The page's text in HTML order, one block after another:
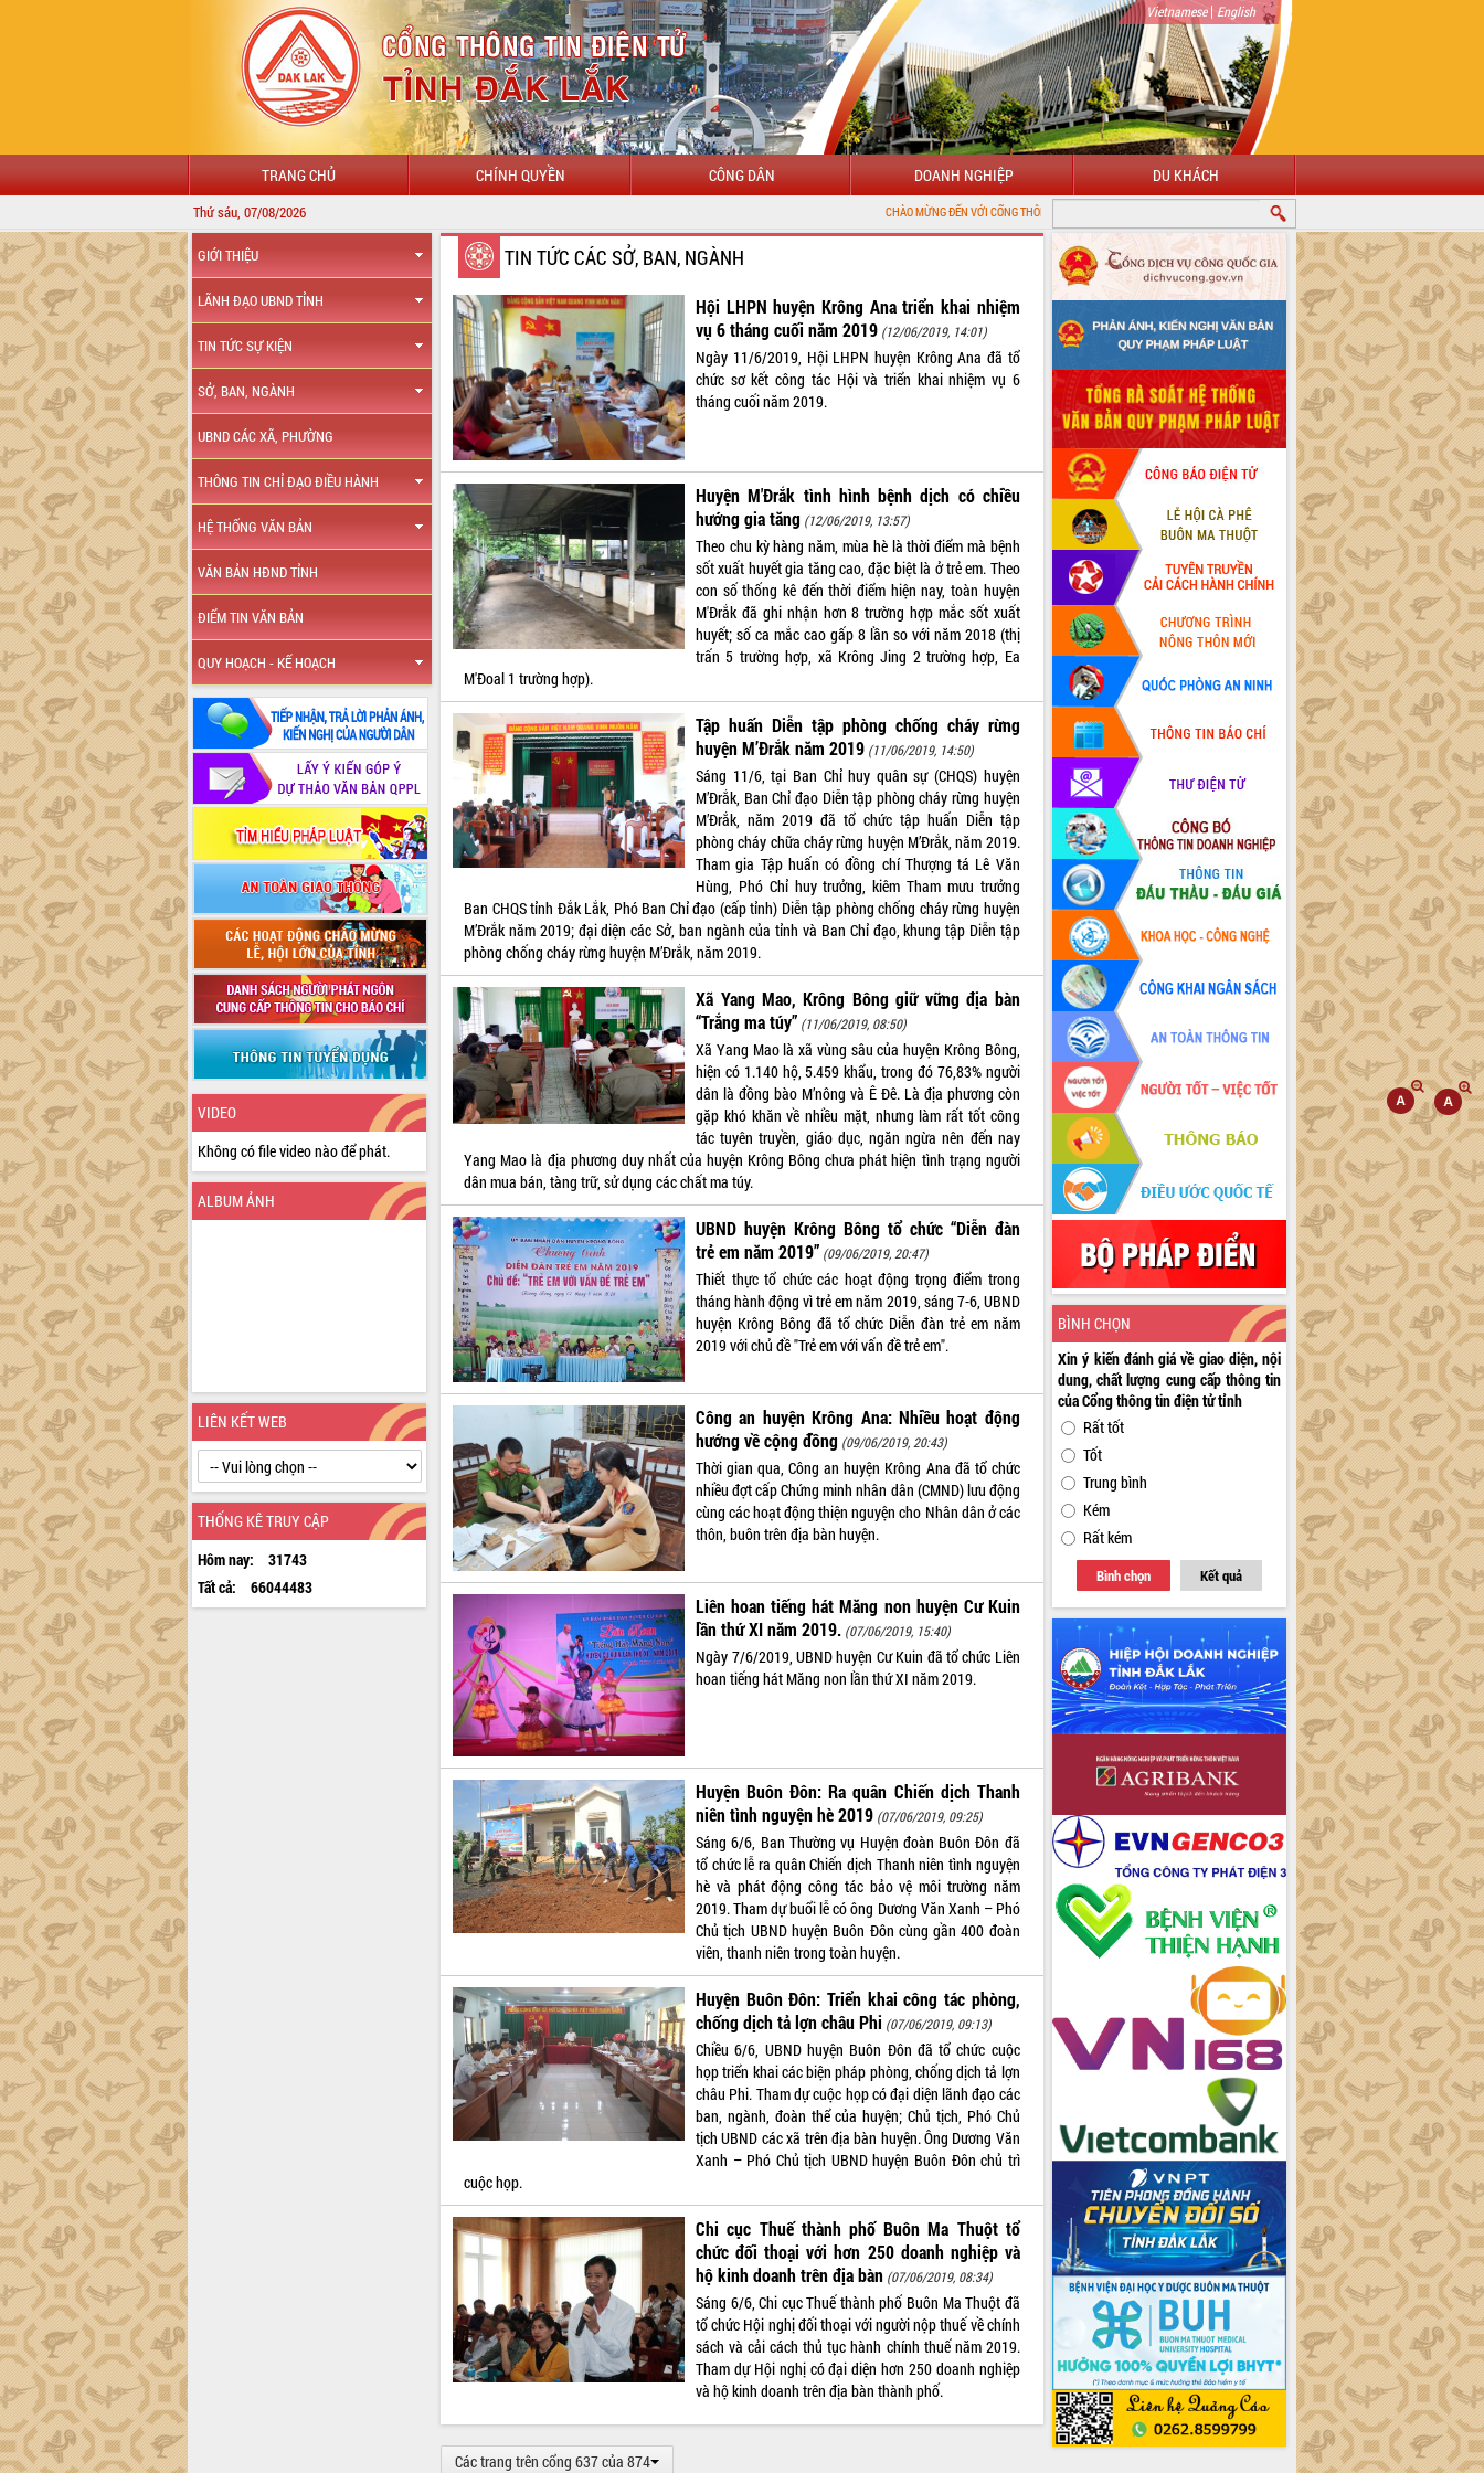
Vietnamese| English
TRANG CHỦ CHÍNH QUYỀN CÔNG DÂN DOANH NGHIỆP DU KHÁCH
Thứ sáu, 07/08/2026 CHÀO MỪNG ĐẾN VỚI CỔNG THÔNG TIN ĐIỆN TỬ TỈNH ĐẮK LẮK
GIỚI THIỆU
LÃNH ĐẠO UBND TỈNH
TIN TỨC SỰ KIỆN
SỞ, BAN, NGÀNH
UBND CÁC XÃ, PHƯỜNG
THÔNG TIN CHỈ ĐẠO ĐIỀU HÀNH
HỆ THỐNG VĂN BẢN
VĂN BẢN HĐND TỈNH
ĐIỂM TIN VĂN BẢN
QUY HOẠCH - KẾ HOẠCH
VIDEO
Không có file video nào để phát.
ALBUM ẢNH
LIÊN KẾT WEB
THỐNG KÊ TRUY CẬP
Hôm nay:
31743
Tất cả:
66044483
TIN TỨC CÁC SỞ, BAN, NGÀNH
Hội LHPN huyện Krông Ana triển khai nhiệm
vụ 6 tháng cuối năm 2019 (12/06/2019, 14:01)
Ngày 11/6/2019, Hội LHPN huyện Krông Ana đã tổ
chức sơ kết công tác Hội và triển khai nhiệm vụ 6
tháng cuối năm 2019.
Huyện M'Đrắk tình hình bệnh dịch có chiều
hướng gia tăng (12/06/2019, 13:57)
Theo chu kỳ hàng năm, mùa hè là thời điểm mà bệnh
sốt xuất huyết gia tăng cao, đặc biệt là ở trẻ em. Theo
con số thống kê đến thời điểm hiện nay, toàn huyện
M'Đrắk đã ghi nhận hơn 8 trường hợp mắc sốt xuất
huyết; số ca mắc cao gấp 8 lần so với năm 2018 (thị
trấn 5 trường hợp, xã Krông Jing 2 trường hợp, Ea
M'Đoal 1 trường hợp).
Tập huấn Diễn tập phòng chống cháy rừng
huyện M’Đrắk năm 2019 (11/06/2019, 14:50)
Sáng 11/6, tại Ban Chỉ huy quân sự (CHQS) huyện
M’Đrắk, Ban Chỉ đạo Diễn tập phòng cháy rừng huyện
M’Đrắk, năm 2019 đã tổ chức tập huấn Diễn tập
phòng cháy chữa cháy rừng huyện M’Đrắk, năm 2019.
Tham gia Tập huấn có đồng chí Thượng tá Lê Văn
Hùng, Phó Chỉ huy trưởng, kiêm Tham mưu trưởng
Ban CHQS tỉnh Đắk Lắk, Phó Ban Chỉ đạo (cấp tỉnh) Diễn tập phòng chống cháy rừng huyện
M’Đrắk năm 2019; đại diện các Sở, ban ngành của tỉnh và Ban Chỉ đạo, khung tập Diễn tập
phòng chống cháy rừng huyện M’Đrắk, năm 2019.
Xã Yang Mao, Krông Bông giữ vững địa bàn
“Trắng ma túy” (11/06/2019, 08:50)
Xã Yang Mao là xã vùng sâu của huyện Krông Bông,
hiện có 1.140 hộ, 5.459 khẩu, trong đó 76,83% người
dân là đồng bào M’nông và Ê Đê. Là địa phương còn
gặp khó khăn về nhiều mặt, nhưng làm rất tốt công
tác tuyên truyền, giáo dục, ngăn ngừa nên đến nay
Yang Mao là địa phương duy nhất của huyện Krông Bông chưa phát hiện tình trạng người
dân mua bán, tàng trữ, sử dụng các chất ma túy.
UBND huyện Krông Bông tổ chức “Diễn đàn
trẻ em năm 2019” (09/06/2019, 20:47)
Thiết thực tổ chức các hoạt động trọng điểm trong
tháng hành động vì trẻ em năm 2019, sáng 7-6, UBND
huyện Krông Bông đã tổ chức Diễn đàn trẻ em năm
2019 với chủ đề "Trẻ em với vấn đề trẻ em".
Công an huyện Krông Ana: Nhiều hoạt động
hướng về cộng đồng (09/06/2019, 20:43)
Thời gian qua, Công an huyện Krông Ana đã tổ chức
nhiều đợt cấp Chứng minh nhân dân (CMND) lưu động
cùng các hoạt động thiện nguyện cho Nhân dân ở các
thôn, buôn trên địa bàn huyện.
Liên hoan tiếng hát Măng non huyện Cư Kuin
lần thứ XI năm 2019. (07/06/2019, 15:40)
Ngày 7/6/2019, UBND huyện Cư Kuin đã tổ chức Liên
hoan tiếng hát Măng non lần thứ XI năm 2019.
Huyện Buôn Đôn: Ra quân Chiến dịch Thanh
niên tình nguyện hè 2019 (07/06/2019, 09:25)
Sáng 6/6, Ban Thường vụ Huyện đoàn Buôn Đôn đã
tổ chức lễ ra quân Chiến dịch Thanh niên tình nguyện
hè và phát động công tác bảo vệ môi trường năm
2019. Tham dự buổi lễ có ông Dương Văn Xanh – Phó
Chủ tịch UBND huyện Buôn Đôn cùng gần 400 đoàn
viên, thanh niên trong toàn huyện.
Huyện Buôn Đôn: Triển khai công tác phòng,
chống dịch tả lợn châu Phi (07/06/2019, 09:13)
Chiều 6/6, UBND huyện Buôn Đôn đã tổ chức cuộc
họp triển khai các biện pháp phòng, chống dịch tả lợn
châu Phi. Tham dự cuộc họp có đại diện lãnh đạo các
ban, ngành, đoàn thể của huyện; Chủ tịch, Phó Chủ
tịch UBND các xã trên địa bàn huyện. Ông Dương Văn
Xanh – Phó Chủ tịch UBND huyện Buôn Đôn chủ trì
cuộc họp.
Chi cục Thuế thành phố Buôn Ma Thuột tổ
chức đối thoại với hơn 250 doanh nghiệp và
hộ kinh doanh trên địa bàn (07/06/2019, 08:34)
Sáng 6/6, Chi cục Thuế thành phố Buôn Ma Thuột đã
tổ chức Hội nghị đối thoại với người nộp thuế về chính
sách và cải cách thủ tục hành chính thuế năm 2019.
Tham dự Hội nghị có đại diện hơn 250 doanh nghiệp
và hộ kinh doanh trên địa bàn thành phố.
Các trang trên cổng 637 của 874
BÌNH CHỌN
Xin ý kiến đánh giá về giao diện, nội
dung, chất lượng cung cấp thông tin
của Cổng thông tin điện tử tỉnh
Rất tốt
Tốt
Trung bình
Kém
Rất kém
Bình chọn Kết quả